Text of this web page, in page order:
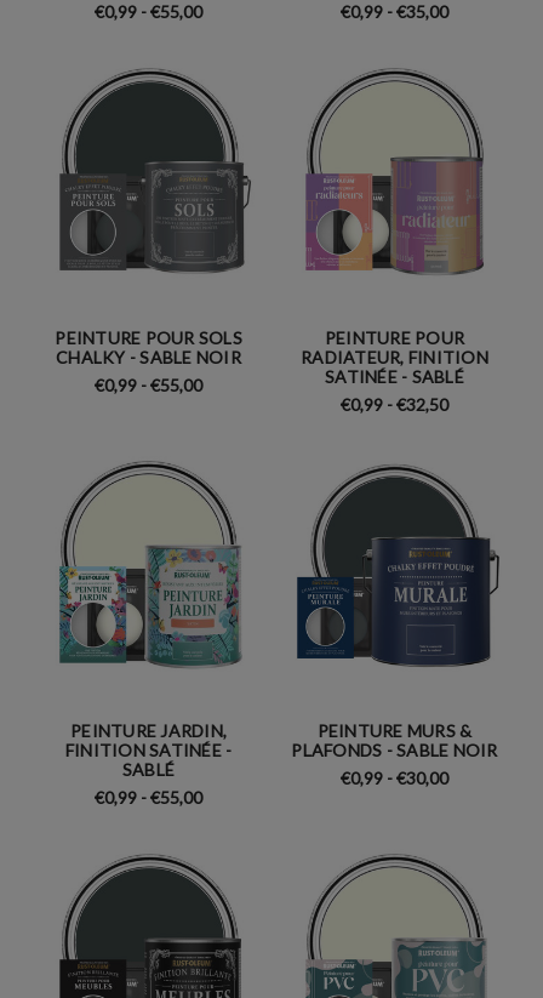
€0,99 - €55,00
€0,99 - €35,00
PEINTURE POUR SOLS
CHALKY - SABLE NOIR
€0,99 - €55,00
PEINTURE POUR
RADIATEUR, FINITION
SATINÉE - SABLÉ
€0,99 - €32,50
PEINTURE JARDIN,
FINITION SATINÉE -
SABLÉ
€0,99 - €55,00
PEINTURE MURS &
PLAFONDS - SABLE NOIR
€0,99 - €30,00